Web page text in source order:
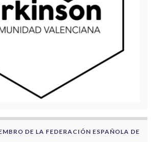
DE LA FEDERACIÓN ESPAÑOLA DE